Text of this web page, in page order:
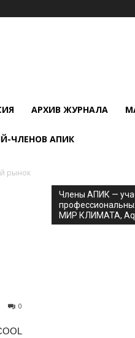
АРХИВ ЖУРНАЛА
ЧЛЕНОВ АПИК
рынок
0
Члены АПИК —
МИР КЛИМАТА,